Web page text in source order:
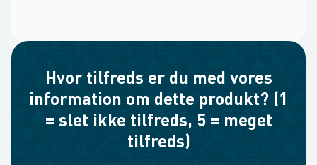
Hvor tilfreds er du med vores
information om dette produkt? (1
= slet ikke tilfreds, 5 = meget
tilfreds)